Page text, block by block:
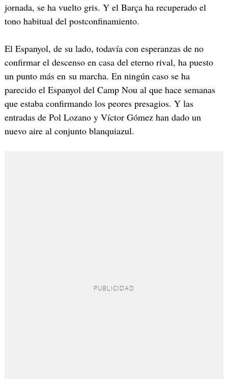
jornada, se ha vuelto gris. Y el Barça ha recuperado el
tono habitual del postconfinamiento.
El Espanyol, de su lado, todavía con esperanzas de no
confirmar el descenso en casa del eterno rival, ha puesto
un punto más en su marcha. En ningún caso se ha
parecido el Espanyol del Camp Nou al que hace semanas
que estaba confirmando los peores presagios. Y las
entradas de Pol Lozano y Víctor Gómez han dado un
nuevo aire al conjunto blanquiazul.